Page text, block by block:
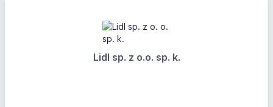
Lidl sp. z o.o. sp. k.